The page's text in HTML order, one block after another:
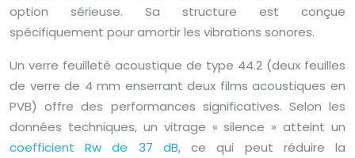
option sérieuse. Sa structure est conçue
spécifiquement pour amortir les vibrations sonores.
Un verre feuilleté acoustique de type 44.2 (deux feuilles
de verre de 4 mm enserrant deux films acoustiques en
PVB) offre des performances significatives. Selon les
données techniques, un vitrage « silence » atteint un
coefficient Rw de 37 dB, ce qui peut réduire la